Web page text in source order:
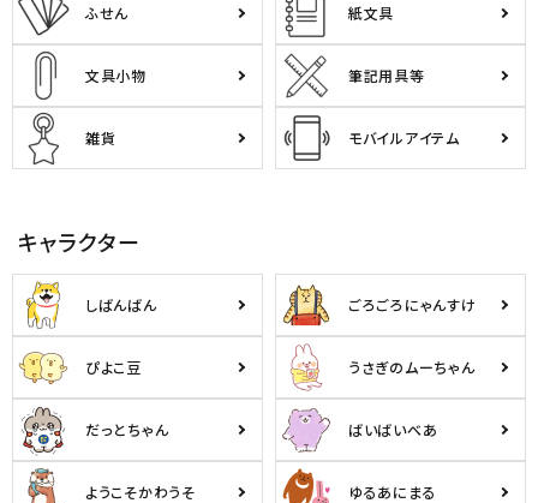
ふせん 紙文具
文具小物 筆記用具等
雑貨 モバイルアイテム
キャラクター
しばんばん ごろごろにゃんすけ
ぴよこ豆 うさぎのムーちゃん
だっとちゃん ばいばいべあ
ようこそかわうそ ゆるあにまる